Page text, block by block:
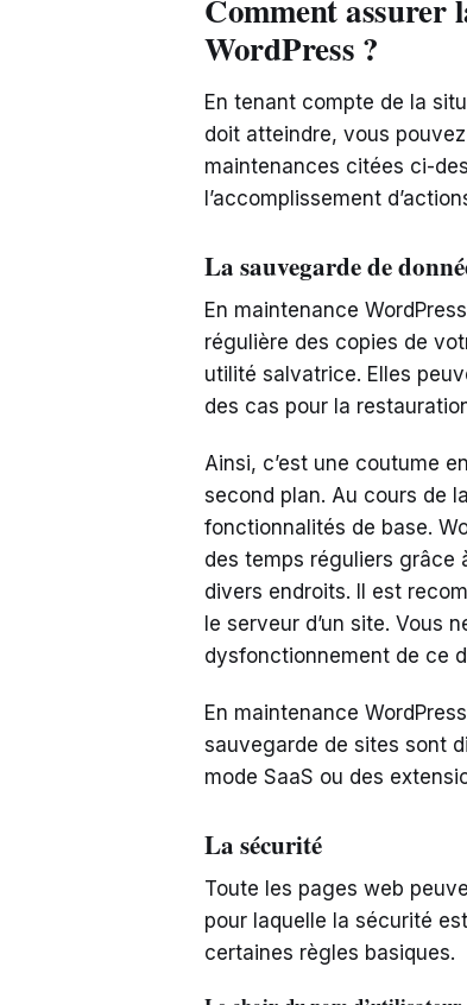
Comment assurer
WordPress ?
En tenant compte de la
doit atteindre, vous pouvez
maintenances citées ci-
l’accomplissement
La sauvegarde de
En maintenance
régulière des copies de
utilité salvatrice. Elles
des cas pour la
Ainsi, c’est une coutume
second plan. Au cours de
fonctionnalités de base.
des temps réguliers grâce
divers endroits. Il est
le serveur d’un site. Vous
dysfonctionnement de ce
En maintenance
sauvegarde de sites sont
mode SaaS ou des
La sécurité
Toute les pages web
pour laquelle la sécurité
certaines règles basiques.